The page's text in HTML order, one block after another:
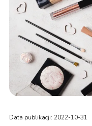
Data publikacji: 2022-10-31